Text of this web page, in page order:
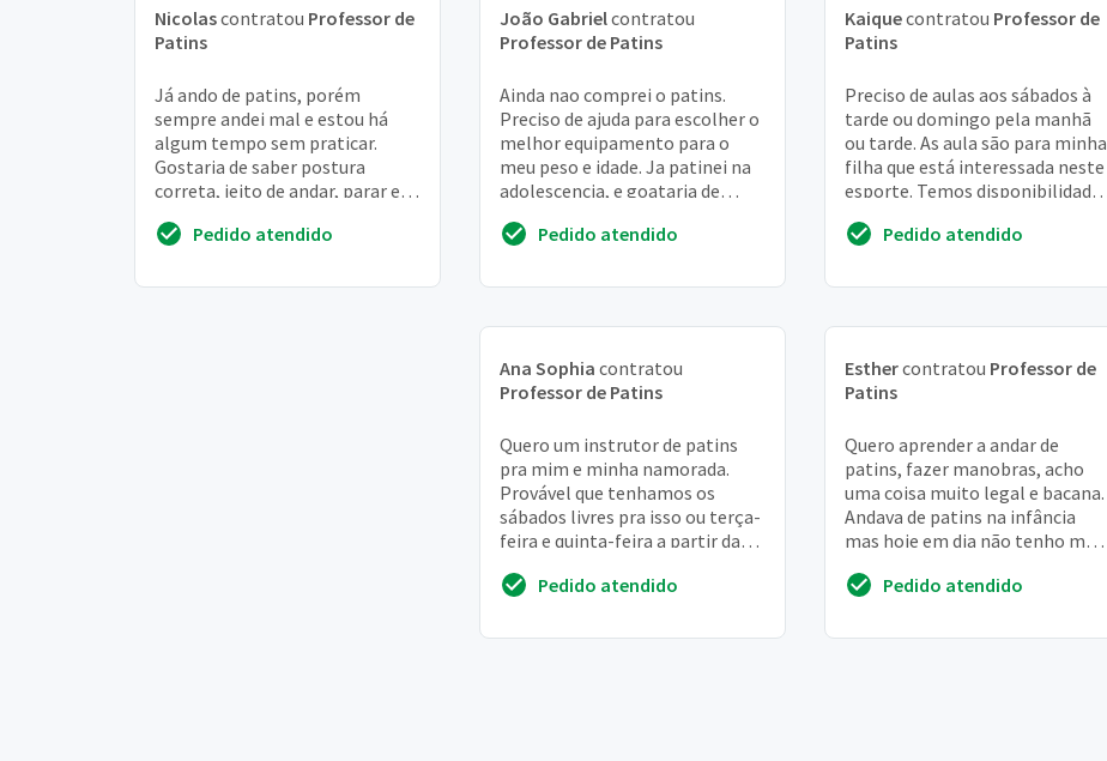
Nicolascontratou Professor de
Patins
Já ando de patins, porém
sempre andei mal e estou há
algum tempo sem praticar.
Gostaria de saber postura
correta, jeito de andar, parar e o
desempenho
Pedido atendido
João Gabrielcontratou
Professor de Patins
Ainda nao comprei o patins.
Preciso de ajuda para escolher o
melhor equipamento para o
meu peso e idade. Ja patinei na
adolescencia, e goataria de
do lug...Pedido atendido
Kaiquecontratou Professor de
Patins
Preciso de aulas aos sábados à
tarde ou domingo pela manhã
ou tarde. As aula são para minha
filha que está interessada neste
esporte. Temos disponibilidade
Pedido atendido
Ana Sophia contratou
Professor de Patins
Quero um instrutor de patins
pra mim e minha namorada.
Provável que tenhamos os
sábados livres pra isso ou terça-
feira e quinta-feira a partir das
Pedido atendido
Esthercontratou Professor de
Patins
Quero aprender a andar de
patins, fazer manobras, acho
uma coisa muito legal e bacana.
Andava de patins na infância
mas hoje em dia não tenho mais
contar a at...
Pedido atendido